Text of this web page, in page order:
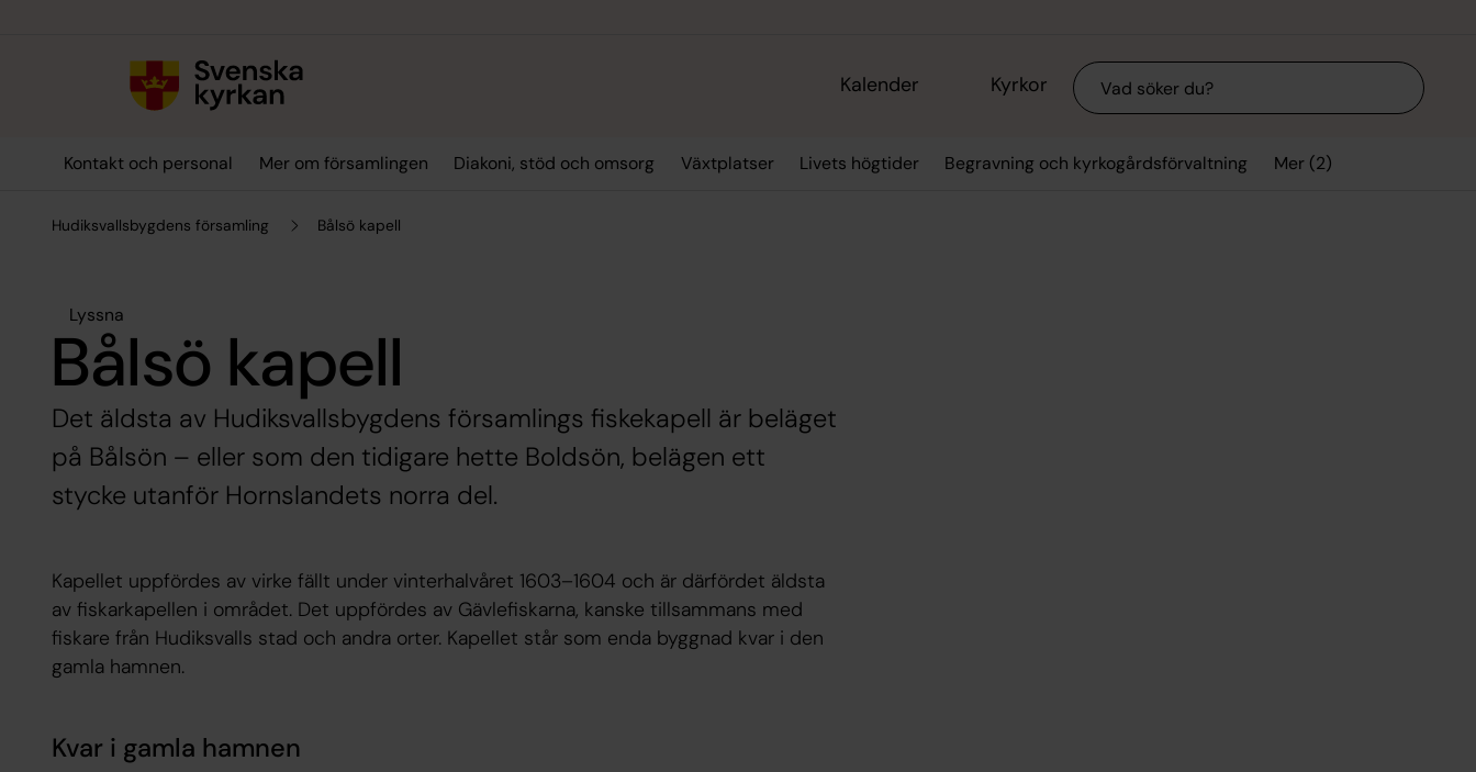
Kalender Kyrkor Sök
Kontakt och personal Mer om församlingen Diakoni, stöd och omsorg Växtplatser Livets högtider Begravning och kyrkogårdsförvaltning Mer (2)
Hudiksvallsbygdens församling Bålsö kapell
Lyssna
Bålsö kapell
Det äldsta av Hudiksvallsbygdens församlings fiskekapell är beläget
på Bålsön – eller som den tidigare hette Boldsön, belägen ett
stycke utanför Hornslandets norra del.
Kapellet uppfördes av virke fällt under vinterhalvåret 1603–1604 och är därfördet äldsta
av fiskarkapellen i området. Det uppfördes av Gävlefiskarna, kanske tillsammans med
fiskare från Hudiksvalls stad och andra orter. Kapellet står som enda byggnad kvar i den
gamla hamnen.
Kvar i gamla hamnen